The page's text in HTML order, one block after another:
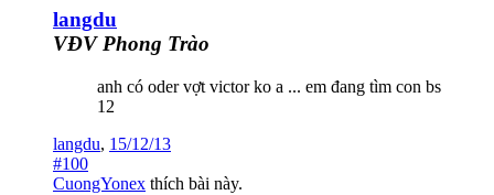
langdu
VĐV Phong Trào
anh có oder vợt victor ko a ... em đang tìm con bs
12
langdu, 15/12/13
#100
CuongYonex thích bài này.